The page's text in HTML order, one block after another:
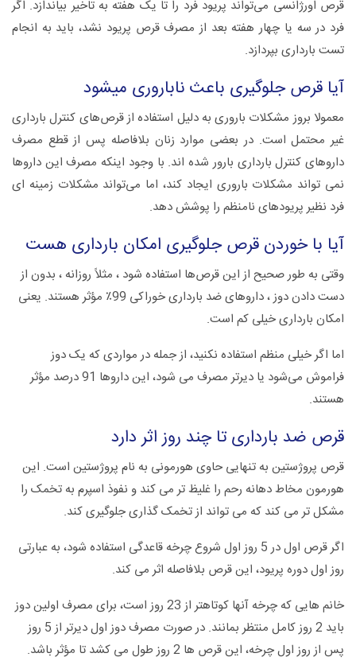
قرص اورژانسی می‌تواند پریود فرد را تا یک هفته به تاخیر بیاندازد. اگر
فرد در سه یا چهار هفته بعد از مصرف قرص پریود نشد، باید به انجام
تست بارداری بپردازد.
آیا قرص جلوگیری باعث ناباروری میشود
معمولا بروز مشکلات باروری به دلیل استفاده از قرص‌های کنترل بارداری
غیر محتمل است. در بعضی موارد زنان بلافاصله پس از قطع مصرف
داروهای کنترل بارداری بارور شده اند. با وجود اینکه مصرف این داروها
نمی تواند مشکلات باروری ایجاد کند، اما می‌تواند مشکلات زمینه ای
فرد نظیر پریود‌های نامنظم را پوشش دهد.
آیا با خوردن قرص جلوگیری امکان بارداری هست
وقتی به طور صحیح از این قرص‌ها استفاده شود ، مثلاً روزانه ، بدون از
دست دادن دوز ، داروهای ضد بارداری خوراکی 99٪ مؤثر هستند. یعنی
امکان بارداری خیلی کم است.
اما اگر خیلی منظم استفاده نکنید، از جمله در مواردی که یک دوز
فراموش می‌شود یا دیرتر مصرف می شود، این داروها 91 درصد مؤثر
هستند.
قرص ضد بارداری تا چند روز اثر دارد
قرص پروژستین به تنهایی حاوی هورمونی به نام پروژستین است. این
هورمون مخاط دهانه رحم را غلیظ تر می کند و نفوذ اسپرم به تخمک را
مشکل تر می کند که می تواند از تخمک گذاری جلوگیری کند.
اگر قرص اول در 5 روز اول شروع چرخه قاعدگی استفاده شود، به عبارتی
روز اول دوره پریود، این قرص بلافاصله اثر می کند.
خانم هایی که چرخه آنها کوتاهتر از 23 روز است، برای مصرف اولین دوز
باید 2 روز کامل منتظر بمانند. در صورت مصرف دوز اول دیرتر از 5 روز
پس از روز اول چرخه، این قرص ها 2 روز طول می کشد تا مؤثر باشد.